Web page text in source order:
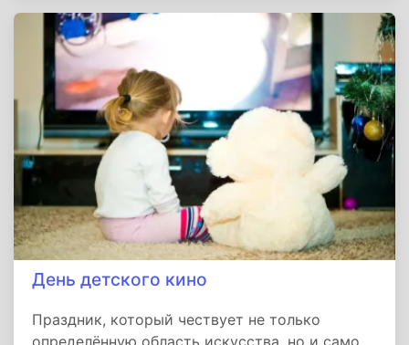
молодежи. Не известно чем был вызван этот
порыв, но через год наши скауты взяли за
основу зарубежное пособие.
День детского кино
Праздник, который чествует не только